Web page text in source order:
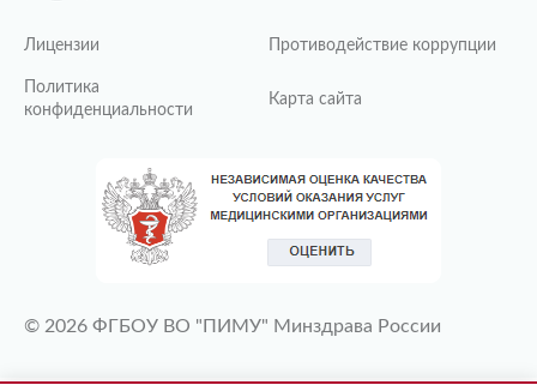
Лицензии Противодействие коррупции
Политика
конфиденциальности
Карта сайта
© 2026 ФГБОУ ВО "ПИМУ" Минздрава России